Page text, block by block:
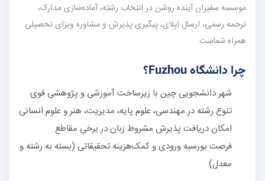
موسسه سفیران آینده روشن در انتخاب رشته، آماده‌سازی مدارک،
ترجمه رسمی، ارسال اپلای، پیگیری پذیرش و مشاوره ویزای تحصیلی
همراه شماست.
چرا دانشگاه Fuzhou؟
شهر دانشجویی چین با زیرساخت آموزشی و پژوهشی قوی
تنوع رشته در مهندسی، علوم پایه، مدیریت، هنر و علوم انسانی
امکان دریافت پذیرش مشروط زبان در برخی مقاطع
فرصت بورسیه ورودی و کمک‌هزینه تحقیقاتی (بسته به رشته و
معدل)